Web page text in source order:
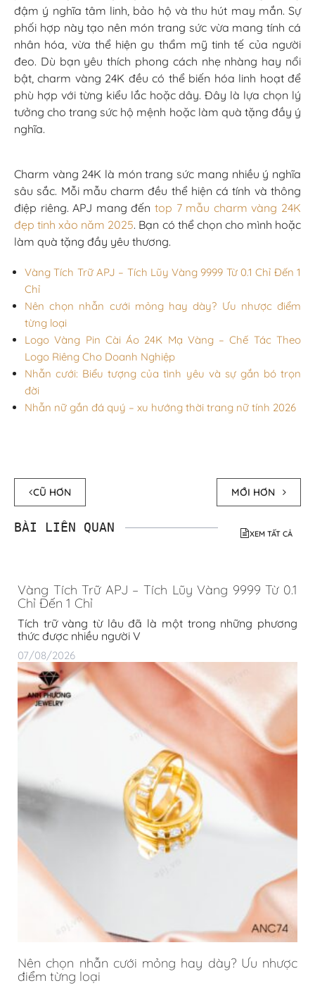
đậm ý nghĩa tâm linh, bảo hộ và thu hút may mắn. Sự
phối hợp này tạo nên món trang sức vừa mang tính cá
nhân hóa, vừa thể hiện gu thẩm mỹ tinh tế của người
đeo. Dù bạn yêu thích phong cách nhẹ nhàng hay nổi
bật, charm vàng 24K đều có thể biến hóa linh hoạt để
phù hợp với từng kiểu lắc hoặc dây. Đây là lựa chọn lý
tưởng cho trang sức hộ mệnh hoặc làm quà tặng đầy ý
nghĩa.
Charm vàng 24K là món trang sức mang nhiều ý nghĩa
sâu sắc. Mỗi mẫu charm đều thể hiện cá tính và thông
điệp riêng. APJ mang đến top 7 mẫu charm vàng 24K
đẹp tinh xảo năm 2025. Bạn có thể chọn cho mình hoặc
làm quà tặng đầy yêu thương.
Vàng Tích Trữ APJ – Tích Lũy Vàng 9999 Từ 0.1 Chỉ Đến 1
Chỉ
Nên chọn nhẫn cưới mỏng hay dày? Ưu nhược điểm
từng loại
Logo Vàng Pin Cài Áo 24K Mạ Vàng – Chế Tác Theo
Logo Riêng Cho Doanh Nghiệp
Nhẫn cưới: Biểu tượng của tình yêu và sự gắn bó trọn
đời
Nhẫn nữ gắn đá quý – xu hướng thời trang nữ tính 2026
CŨ HƠN MỚI HƠN
XEM TẤT CẢ
BÀI LIÊN QUAN
Vàng Tích Trữ APJ – Tích Lũy Vàng 9999 Từ 0.1
Chỉ Đến 1 Chỉ
Tích trữ vàng từ lâu đã là một trong những phương
thức được nhiều người V
07/08/2026
Nên chọn nhẫn cưới mỏng hay dày? Ưu nhược
điểm từng loại